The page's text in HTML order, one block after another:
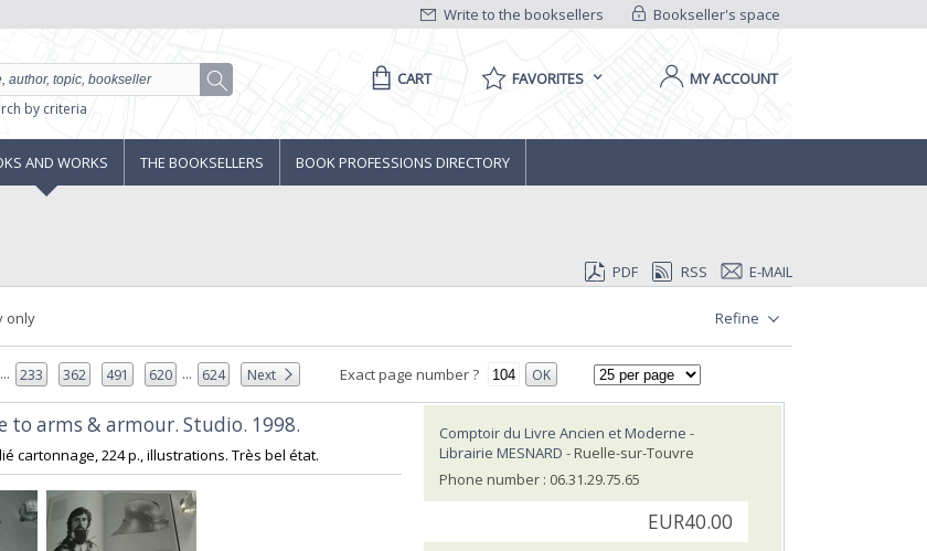
Bookseller's space
Write to the booksellers
by criteria
CART FAVORITES MY ACCOUNT
AND WORKS THE BOOKSELLERS BOOK PROFESSIONS DIRECTORY
PDF RSS E-MAIL
only Refine
... 233 362 491 620 ... 624 Next Exact page number ? OK
to arms & armour. Studio. 1998.‎
cartonnage, 224 p., illustrations. Très bel état.
Comptoir du Livre Ancien et Moderne -
Librairie MESNARD - Ruelle-sur-Touvre
Phone number : 06.31.29.75.65
EUR40.00